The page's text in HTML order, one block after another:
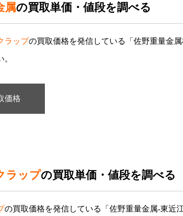
属の買取単価・値段を調べる
ラップの買取価格を発信している「佐野重量金
価格
ラップの買取単価・値段を調べる
の買取価格を発信している「佐野重量金属-東近
日鉄萬